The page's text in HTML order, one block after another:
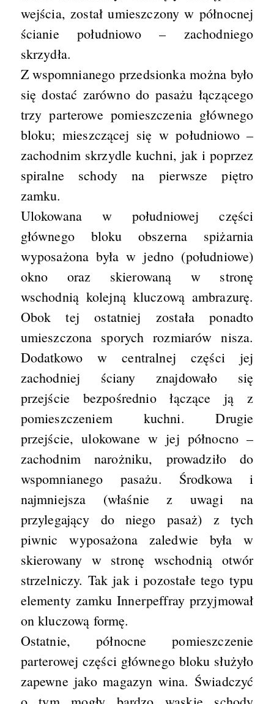
wejścia, został umieszczony w północnej
ścianie południowo – zachodniego
skrzydła.
Z wspomnianego przedsionka można było
się dostać zarówno do pasażu łączącego
trzy parterowe pomieszczenia głównego
bloku; mieszczącej się w południowo –
zachodnim skrzydle kuchni, jak i poprzez
spiralne schody na pierwsze piętro
zamku.
Ulokowana w południowej części
głównego bloku obszerna spiżarnia
wyposażona była w jedno (południowe)
okno oraz skierowaną w stronę
wschodnią kolejną kluczową ambrazurę.
Obok tej ostatniej została ponadto
umieszczona sporych rozmiarów nisza.
Dodatkowo w centralnej części jej
zachodniej ściany znajdowało się
przejście bezpośrednio łączące ją z
pomieszczeniem kuchni. Drugie
przejście, ulokowane w jej północno –
zachodnim narożniku, prowadziło do
wspomnianego pasażu. Środkowa i
najmniejsza (właśnie z uwagi na
przylegający do niego pasaż) z tych
piwnic wyposażona zaledwie była w
skierowany w stronę wschodnią otwór
strzelniczy. Tak jak i pozostałe tego typu
elementy zamku Innerpeffray przyjmował
on kluczową formę.
Ostatnie, północne pomieszczenie
parterowej części głównego bloku służyło
zapewne jako magazyn wina. Świadczyć